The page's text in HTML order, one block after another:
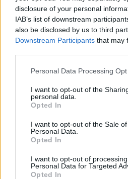
disclosure of your personal
IAB’s list of downstream
also be disclosed by us to third
Downstream Participants that may
Personal Data Processing
I want to opt-out of the
personal data.
Opted In
I want to opt-out of the Sale
Personal Data.
Opted In
I want to opt-out of
Personal Data for Targeted
Opted In
εμφάνισαν ύποπτα
μηνιγγίτιδας.
Η δρ. Αμιρταλίνγκαμ
μηνιγγίτιδα θα μπορούσε
της κοινής χρήσης
γενικότερα μεταδίδεται
επαφής.
Διαβάστε επίσης:
παιδιά: